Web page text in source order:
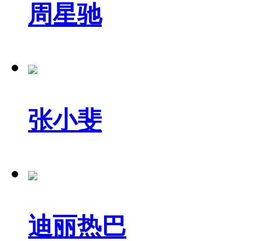
周星驰
张小斐
迪丽热巴